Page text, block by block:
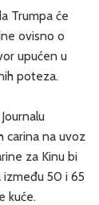
Trumpa će
ovisno o
upućen u
poteza.
carina na uvoz
za Kinu bi
50 i 65
kuće.